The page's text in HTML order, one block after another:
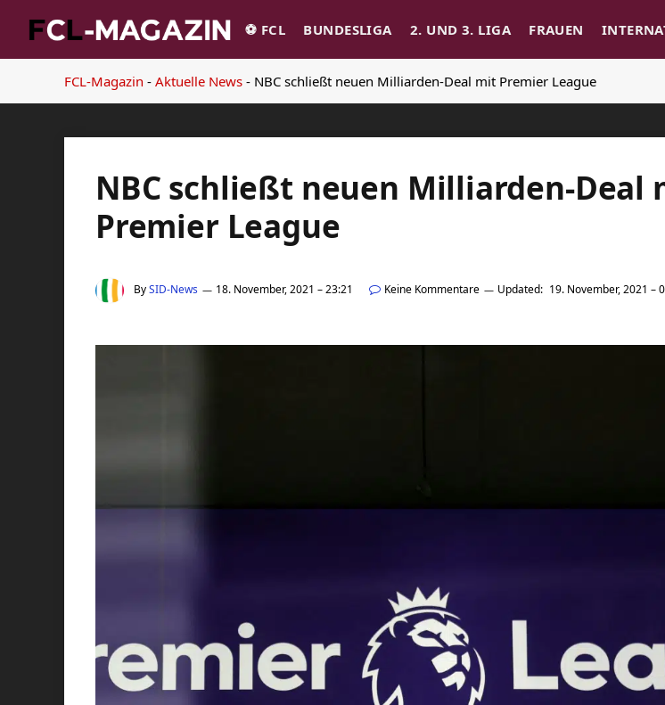
⚽️ FCL BUNDESLIGA 2. UND 3. LIGA FRAUEN
FCL-Magazin - Aktuelle News - NBC schließt neuen Milliarden-Deal mit Premier League
NBC schließt neuen Milliarden-Deal
Premier League
BySID-News 18. November, 2021 – 23:21 Keine Kommentare Updated: 19. November, 2021 –